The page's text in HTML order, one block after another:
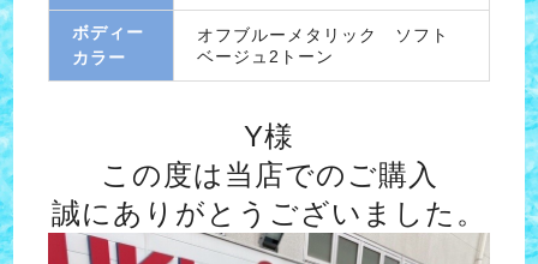
ボディー
カラー
オフブルーメタリック ソフト
ベージュ2トーン
Y様
この度は当店でのご購入
誠にありがとうございました。